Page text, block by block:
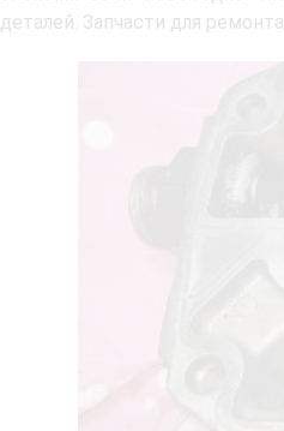
деталей. Запчасти для